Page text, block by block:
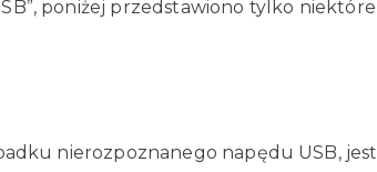
poniżej przedstawiono tylko niektóre
nierozpoznanego napędu USB, jest